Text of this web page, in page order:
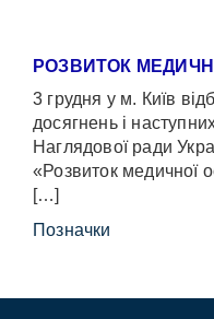
РОЗВИТОК
3 грудня у м. Київ
досягнень і
Наглядової ради
«Розвиток медичної
[…]
Позначки